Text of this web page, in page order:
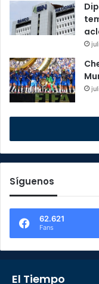
Síguenos
62.621
Fans
El Tiempo